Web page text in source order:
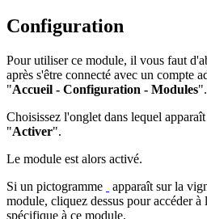
Configuration
Pour utiliser ce module, il vous faut
après s'être connecté avec un compte
"Accueil - Configuration - Modules".
Choisissez l'onglet dans lequel
"Activer".
Le module est alors activé.
Si un pictogramme
apparaît sur la
module, cliquez dessus pour accéder à
spécifique à ce module.